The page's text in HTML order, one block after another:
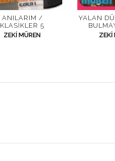
ANILARIM /
KLASIKLER 5
ZEKI MÜREN
YALAN
ZEKI